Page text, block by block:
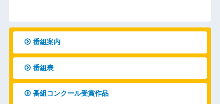
番組案内
番組表
番組コンクール受賞作品